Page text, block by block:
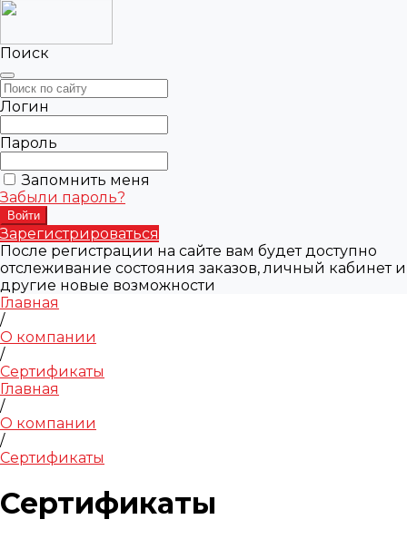
Поиск
Логин
Пароль
Запомнить меня
Забыли пароль?
Зарегистрироваться
После регистрации на сайте вам будет доступно
отслеживание состояния заказов, личный кабинет и
другие новые возможности
Главная
/
О компании
/
Сертификаты
Главная
/
О компании
/
Сертификаты
Сертификаты